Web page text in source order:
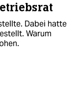
Dabei hatte
Warum